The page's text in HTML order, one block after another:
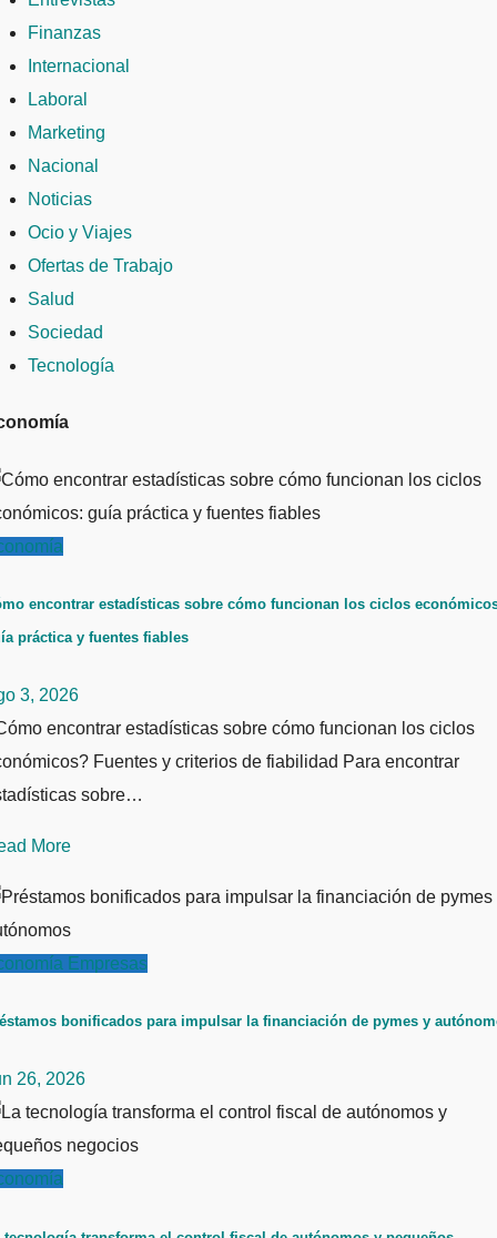
Finanzas
Internacional
Laboral
Marketing
Nacional
Noticias
Ocio y Viajes
Ofertas de Trabajo
Salud
Sociedad
Tecnología
encontrar estadísticas sobre cómo funcionan los ciclos
práctica y fuentes fiables
3, 2026
encontrar estadísticas sobre cómo funcionan los ciclos
Fuentes y criterios de fiabilidad Para encontrar
sobre…
More
Empresas
bonificados para impulsar la financiación de pymes y
26, 2026